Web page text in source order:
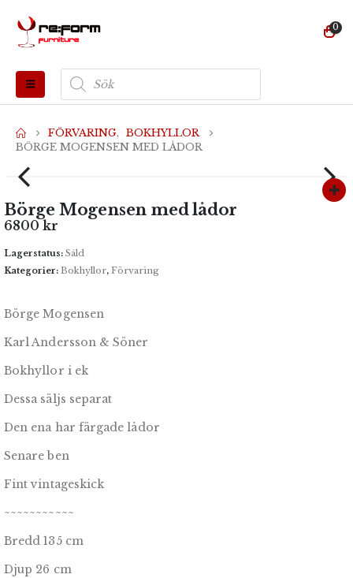
0
Produktsökning
FÖRVARING, BOKHYLLOR
BÖRGE MOGENSEN MED LÅDOR
Börge Mogensen med lådor
6800 kr
Lagerstatus: Såld
Kategorier: Bokhyllor, Förvaring
Börge Mogensen
Karl Andersson & Söner
Bokhyllor i ek
Dessa säljs separat
Den ena har färgade lådor
Senare ben
Fint vintageskick
~~~~~~~~~~~
Bredd 135 cm
Djup 26 cm